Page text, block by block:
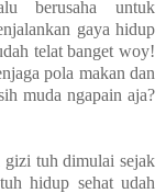
berusaha untuk
gaya hidup
telat banget woy!
pola makan dan
muda ngapain aja?
gizi tuh dimulai sejak
hidup sehat udah